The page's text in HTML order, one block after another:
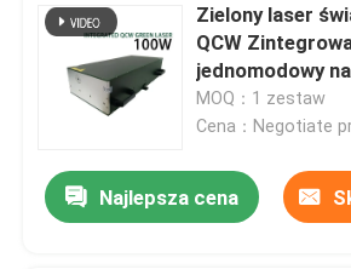
Zielony laser
QCW
jednomodowy
laser
100 W
MOQ：1 zestaw
Cena：Negotiate
Najlepsza cena